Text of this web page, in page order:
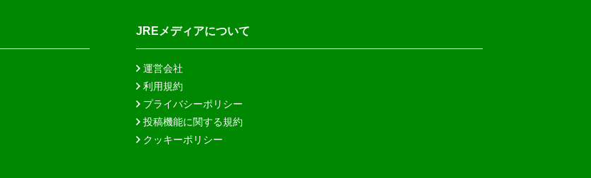
JREメディアについて
運営会社
利用規約
プライバシーポリシー
投稿機能に関する規約
クッキーポリシー